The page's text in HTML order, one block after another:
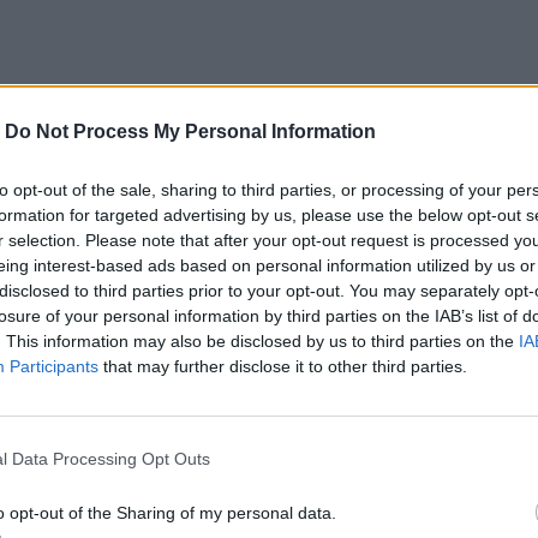
Do Not Process My Personal Information
opt-out of the sale, sharing to third parties, or processing of your
for targeted advertising by us, please use the below opt-out
selection. Please note that after your opt-out request is processed
interest-based ads based on personal information utilized by us
to third parties prior to your opt-out. You may separately
of your personal information by third parties on the IAB’s list of
This information may also be disclosed by us to third parties on the
Participants that may further disclose it to other third parties.
Data Processing Opt Outs
opt-out of the Sharing of my personal data.
κατά 0,39 βαθμούς Κελσίου μέχρι τον
σε σχέση με αυτό το ποσό. Η θεωρία του έγινε
είναι γνωστό ως υπερθέρμανση του
καταγραφεί.Σχεδόν κανένας όμως δεν
της θεματικής στο δημόσιο διάλογο όπου και